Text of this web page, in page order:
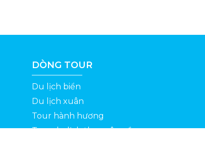
DÒNG TOUR
Du lịch biển
Du lịch xuân
Tour hành hương
Tour du lịch theo yêu cầu